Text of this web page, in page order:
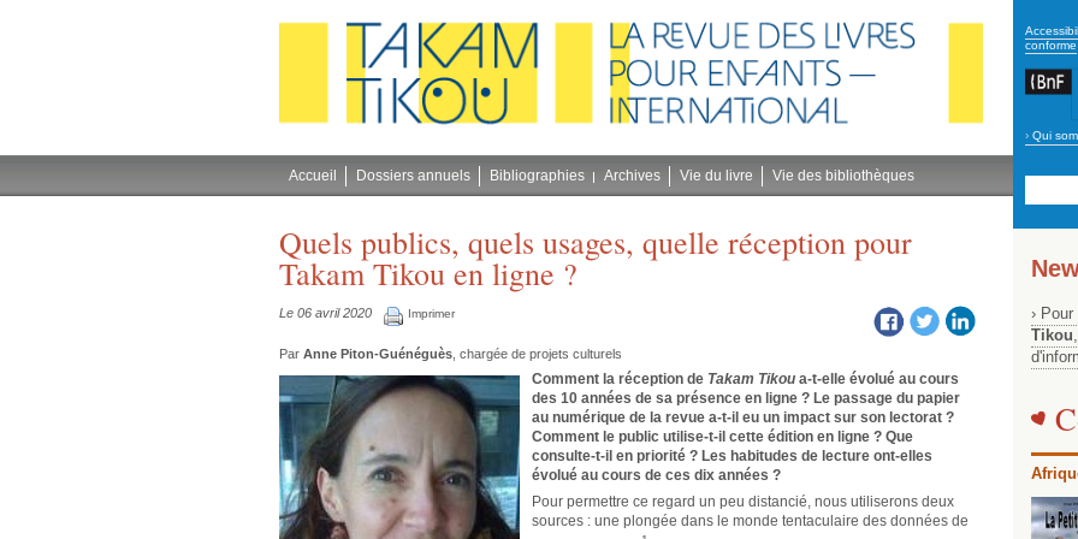
conforme
› Qui
Accueil Dossiers annuels Bibliographies Archives Vie du livre Vie des bibliothèques
Quels publics, quels usages, quelle réception pour
Takam Tikou en ligne ?
Le 06 avril 2020 Imprimer
Par Anne Piton-Guénéguès , chargée de projets culturels
Comment la réception de Takam Tikou a-t-elle évolué au cours
des 10 années de sa présence en ligne ? Le passage du papier
au numérique de la revue a-t-il eu un impact sur son lectorat ?
Comment le public utilise-t-il cette édition en ligne ? Que
consulte-t-il en priorité ? Les habitudes de lecture ont-elles
évolué au cours de ces dix années ?
Pour permettre ce regard un peu distancié, nous utiliserons deux
sources : une plongée dans le monde tentaculaire des données de
›
Tikou